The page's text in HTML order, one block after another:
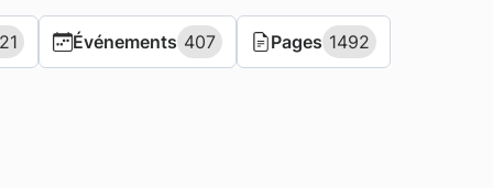
Événements 407
Événements 407 Pages 1492
Pages 1492